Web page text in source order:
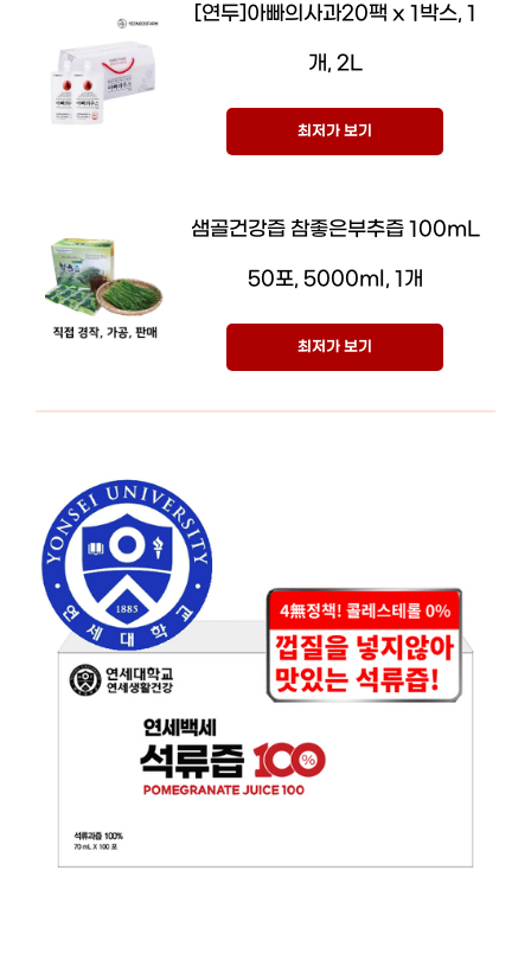
[연두]아빠의사과20팩 x 1박스, 1
개, 2L
최저가 보기
샘골건강즙 참좋은부추즙 100mL
50포, 5000ml, 1개
최저가 보기